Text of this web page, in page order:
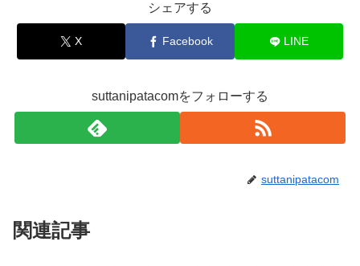
シェアする
X Facebook LINE
suttanipatacomをフォローする
suttanipatacom
関連記事